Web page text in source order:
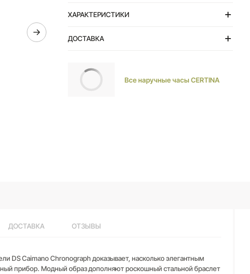
кожаный ремешок с системой быстрой замены.
ХАРАКТЕРИСТИКИ
ДОСТАВКА
Все наручные часы CERTINA
ДОСТАВКА ОТЗЫВЫ
DS Caimano Chronograph доказывает, насколько элегантным
прибор. Модный образ дополняют роскошный стальной браслет